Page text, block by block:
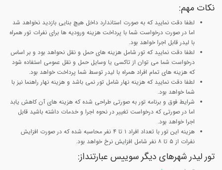
نکات مهم:
لطفا دقت نمایید که به صورت استاندارد داخل هیچ بنایی بازدید نخواهد شد
اما در صورت درخواست شما با پرداخت هزینه ورودیه ها برای نفرات تور همراه
با لیدر قابل اجرا خواهد بود.
لطفا دقت نمایید که تور شامل هزینه های حمل و نقل نحواهد بود و بر اساس
درخواست شما می توان از تاکسی یا وسایل حمل و نقل عمومی استفاده شود
که هزینه های تمام افراد همراه با لیدر توسط شما پرداخت خواهد بود.
لطفا دقت نمایید که هزینه نهار شامل تور نمی باشد و هزینه نهار راهنما نیز با
شما خواهد بود.
شرایط فوق و برنامه تور به صورتی طراحی شده که هزینه های آن کاهش یابد
اما در صورتی که درخواست تغییر در نحوه اجرا و خدمات داشته باشید قابل
اجرا خواهد بود.
هزینه این تور با تعداد افراد ۱ تا ۴ نفر محاسبه شده که در صورت افزایش
نفرات از ۵ تا ۸ نفر شامل افزایش نرخ خواهد بود.
تور لیدر شهرهای دیگر سوییس عبارتنداز: